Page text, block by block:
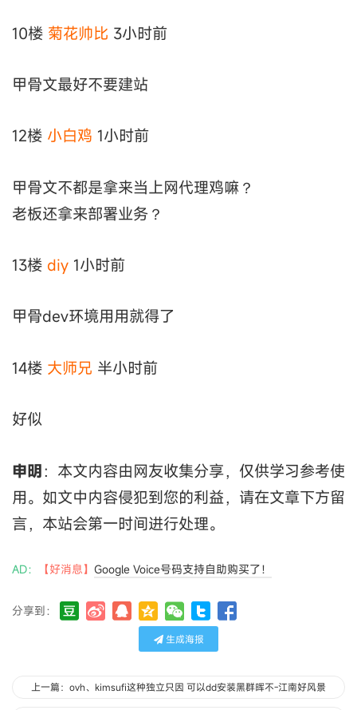
10楼 菊花帅比 3小时前
甲骨文最好不要建站
12楼 小白鸡 1小时前
甲骨文不都是拿来当上网代理鸡嘛？
老板还拿来部署业务？
13楼 diy 1小时前
甲骨dev环境用用就得了
14楼 大师兄 半小时前
好似
申明：本文内容由网友收集分享，仅供学习参考使
用。如文中内容侵犯到您的利益，请在文章下方留
言，本站会第一时间进行处理。
AD： 【好消息】 Google Voice号码支持自助购买了！
分享到：
生成海报
上一篇：ovh、kimsufi这种独立只因 可以dd安装黑群晖不-江南好风景